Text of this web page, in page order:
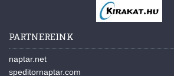
PARTNEREINK
naptar.net
speditornaptar.com